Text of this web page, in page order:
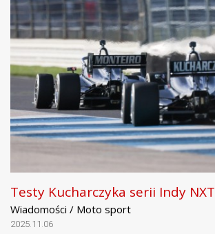
Testy Kucharczyka serii Indy NXT
Wiadomości / Moto sport
2025.11.06